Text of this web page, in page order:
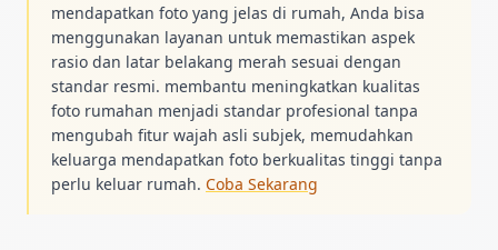
mendapatkan foto yang jelas di rumah, Anda bisa
menggunakan layanan untuk memastikan aspek
rasio dan latar belakang merah sesuai dengan
standar resmi. membantu meningkatkan kualitas
foto rumahan menjadi standar profesional tanpa
mengubah fitur wajah asli subjek, memudahkan
keluarga mendapatkan foto berkualitas tinggi tanpa
perlu keluar rumah. Coba Sekarang